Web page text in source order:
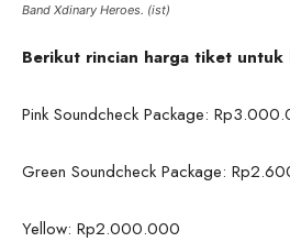
Band Xdinary Heroes. (ist)
Berikut rincian harga tiket untuk
Pink Soundcheck Package:
Green Soundcheck Package:
Yellow: Rp2.000.000